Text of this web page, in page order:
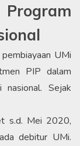
Program
UMi
PIP dalam
nasional. Sejak
s.d. Mei 2020,
debitur UMi.